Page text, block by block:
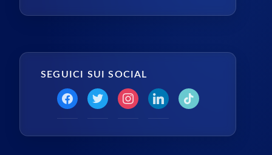
SEGUICI SUI SOCIAL